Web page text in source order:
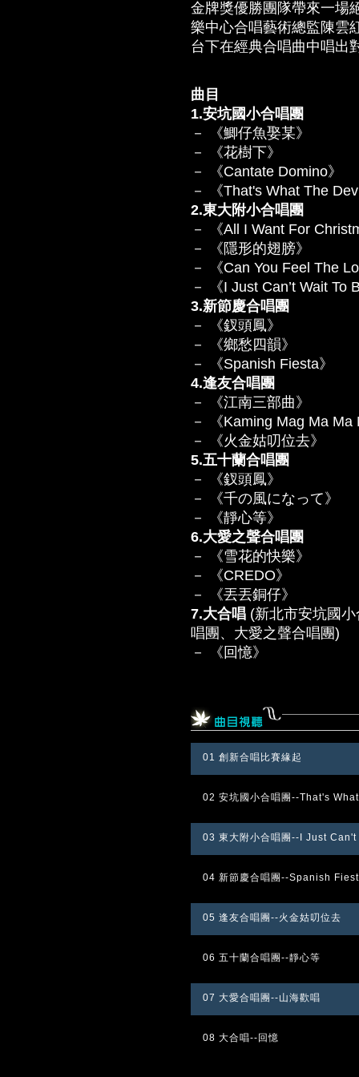
金牌獎優勝團隊帶來一場
樂中心合唱藝術總監陳雲
台下在經典合唱曲中唱出
曲目
1.安坑國小合唱團
－ 《鯽仔魚娶某》
－ 《花樹下》
－ 《Cantate Domino》
－ 《That's What The
2.東大附小合唱團
－ 《All I Want For
－ 《隱形的翅膀》
－ 《Can You Feel The
－ 《I Just Can’t Wait To
3.新節慶合唱團
－ 《釵頭鳳》
－ 《鄉愁四韻》
－ 《Spanish Fiesta》
4.逢友合唱團
－ 《江南三部曲》
－ 《Kaming Mag Ma Ma
－ 《火金姑叨位去》
5.五十蘭合唱團
－ 《釵頭鳳》
－ 《千の風になって》
－ 《靜心等》
6.大愛之聲合唱團
－ 《雪花的快樂》
－ 《CREDO》
－ 《丟丟銅仔》
7.大合唱 (新北市安坑國
唱團、大愛之聲合唱團)
－ 《回憶》
01 創新合唱比賽緣起
02 安坑國小合唱團--That's
03 東大附小合唱團--I Just
04 新節慶合唱團--Spanish
05 逢友合唱團--火金姑叨位去
06 五十蘭合唱團--靜心等
07 大愛合唱團--山海歡唱
08 大合唱--回憶